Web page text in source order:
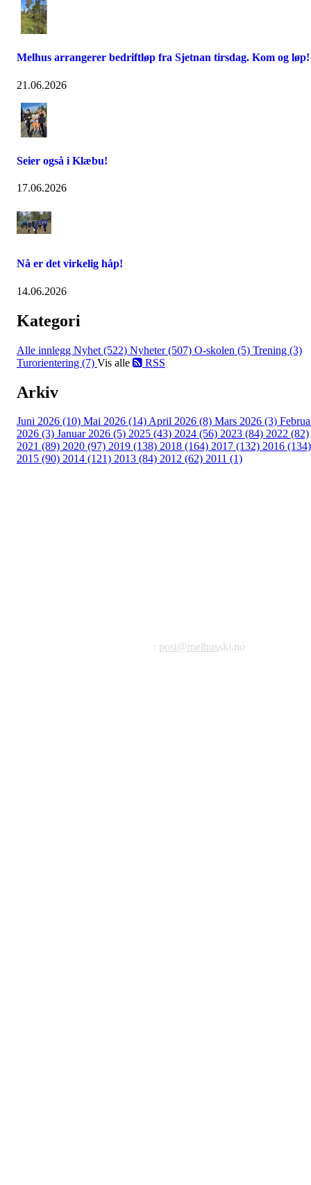
Melhus arrangerer bedriftløp fra Sjetnan tirsdag. Kom og løp!
21.06.2026
Seier også i Klæbu!
17.06.2026
Nå er det virkelig håp!
14.06.2026
Kategori
Alle innlegg Nyhet (522) Nyheter (507) O-skolen (5) Trening (3)
Turorientering (7) Vis alle RSS
Arkiv
Juni 2026 (10) Mai 2026 (14)April 2026 (8) Mars 2026 (3)
2026 (3) Januar 2026 (5) 2025 (43) 2024 (56) 2023 (84) 2022 (82)
2021 (89) 2020 (97) 2019 (138) 2018 (164) 2017 (132) 2016 (134)
2015 (90) 2014 (121) 2013 (84) 2012 (62) 2011 (1)
: post@melhusski.no